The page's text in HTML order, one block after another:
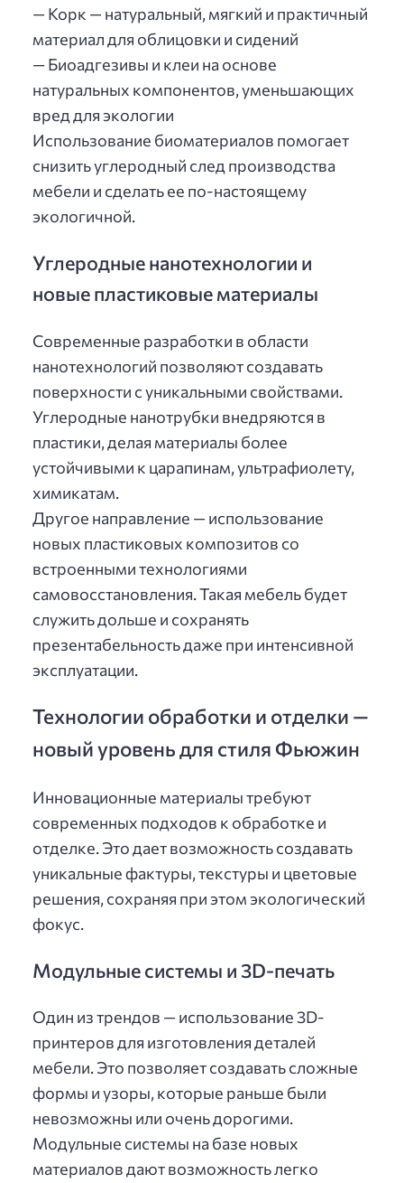
— Корк — натуральный, мягкий и практичный
материал для облицовки и сидений
— Биоадгезивы и клеи на основе
натуральных компонентов, уменьшающих
вред для экологии
Использование биоматериалов помогает
снизить углеродный след производства
мебели и сделать ее по-настоящему
экологичной.
Углеродные нанотехнологии и
новые пластиковые материалы
Современные разработки в области
нанотехнологий позволяют создавать
поверхности с уникальными свойствами.
Углеродные нанотрубки внедряются в
пластики, делая материалы более
устойчивыми к царапинам, ультрафиолету,
химикатам.
Другое направление — использование
новых пластиковых композитов со
встроенными технологиями
самовосстановления. Такая мебель будет
служить дольше и сохранять
презентабельность даже при интенсивной
эксплуатации.
Технологии обработки и отделки —
новый уровень для стиля Фьюжин
Инновационные материалы требуют
современных подходов к обработке и
отделке. Это дает возможность создавать
уникальные фактуры, текстуры и цветовые
решения, сохраняя при этом экологический
фокус.
Модульные системы и 3D-печать
Один из трендов — использование 3D-
принтеров для изготовления деталей
мебели. Это позволяет создавать сложные
формы и узоры, которые раньше были
невозможны или очень дорогими.
Модульные системы на базе новых
материалов дают возможность легко